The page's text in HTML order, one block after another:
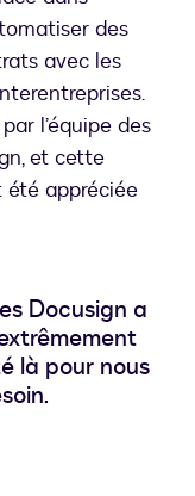
des
avec les
l’équipe des
et cette
appréciée
Docusign a
là pour nous